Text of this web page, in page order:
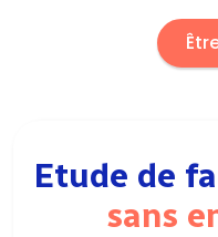
Etude de
sans